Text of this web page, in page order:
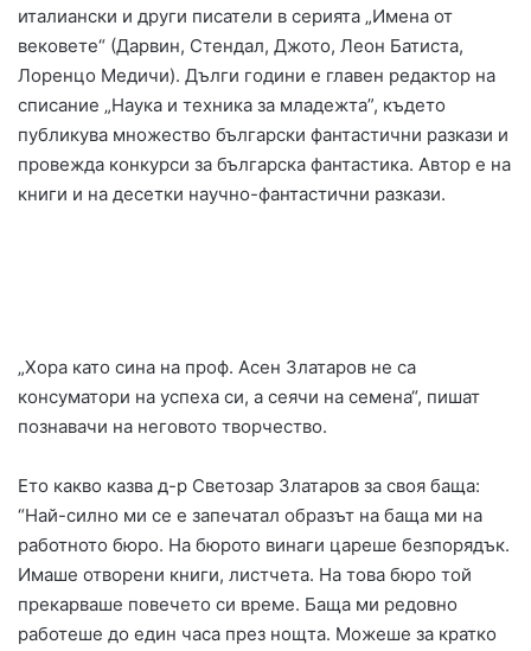
италиански и други писатели в серията „Имена от
вековете“ (Дарвин, Стендал, Джото, Леон Батиста,
Лоренцо Медичи). Дълги години е главен редактор на
списание „Наука и техника за младежта”, където
публикува множество български фантастични разкази и
провежда конкурси за българска фантастика. Автор е на
книги и на десетки научно-фантастични разкази.
„Хора като сина на проф. Асен Златаров не са
консуматори на успеха си, а сеячи на семена“, пишат
познавачи на неговото творчество.
Ето какво казва д-р Светозар Златаров за своя баща:
“Най-силно ми се е запечатал образът на баща ми на
работното бюро. Ha бюрото винаги цареше безпорядък.
Имаше отворени книги, листчета. На това бюро той
прекарваше повечето си време. Баща ми редовно
работеше до един часа през нощта. Можеше за кратко